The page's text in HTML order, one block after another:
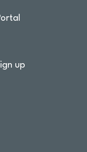
up